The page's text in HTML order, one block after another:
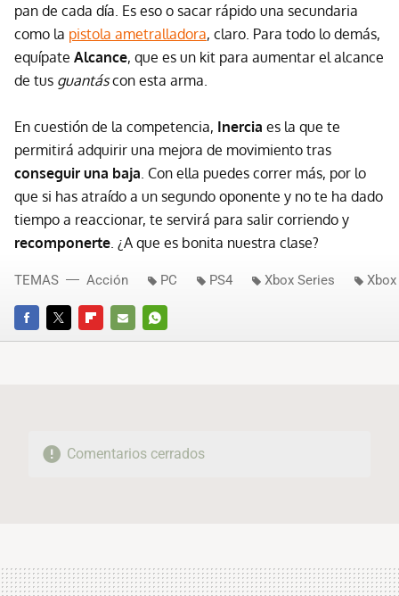
pan de cada día. Es eso o sacar rápido una secundaria
como la pistola ametralladora, claro. Para todo lo demás,
equípate Alcance, que es un kit para aumentar el alcance
de tus guantáscon esta arma.
En cuestión de la competencia, Inercia es la que te
permitirá adquirir una mejora de movimiento tras
conseguir una baja . Con ella puedes correr más, por lo
que si has atraído a un segundo oponente y no te ha dado
tiempo a reaccionar, te servirá para salir corriendo y
recomponerte . ¿A que es bonita nuestra clase?
FACEBOOKTWITTERFLIPBOARD
E-
WHATSAPP
TEMAS Acción PC PS4 Xbox Series Xbox
Comentarios cerrados